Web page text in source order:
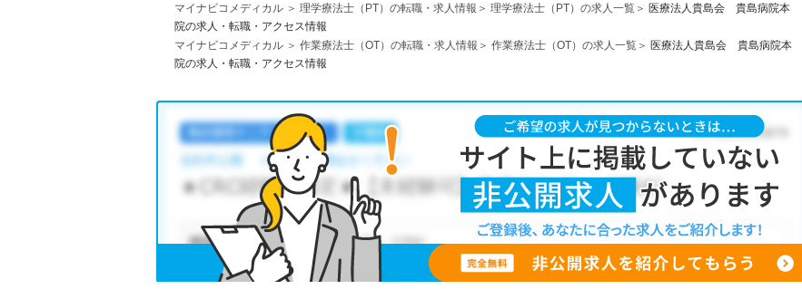
マイナビコメディカル 理学療法士（PT）の転職・求人情報 理学療法士（PT）の求人一覧
医療法人貴島会 貴島病院本
院の求人・転職・アクセス情報
マイナビコメディカル
作業療法士（OT）の転職・求人情報 作業療法士（OT）の求人一覧
医療法人貴島会 貴島病院本
院の求人・転職・アクセス情報